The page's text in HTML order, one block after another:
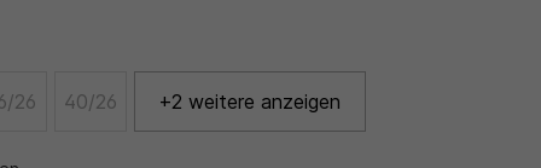
26 40/26 +2 weitere anzeigen